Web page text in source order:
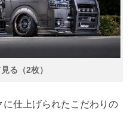
る（2枚）
仕上げられたこだわりの